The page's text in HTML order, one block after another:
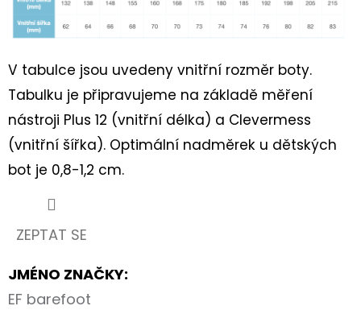
V tabulce jsou uvedeny vnitřní rozměr boty.
Tabulku je připravujeme na základě měření
nástroji Plus 12 (vnitřní délka) a Clevermess
(vnitřní šířka). Optimální nadměrek u dětských
bot je 0,8-1,2 cm.
ZEPTAT SE
JMÉNO ZNAČKY:
EF barefoot